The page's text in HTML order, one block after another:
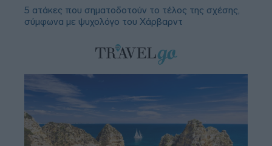
5 ατάκες που σηματοδοτούν το τέλος της σχέσης,
σύμφωνα με ψυχολόγο του Χάρβαρντ